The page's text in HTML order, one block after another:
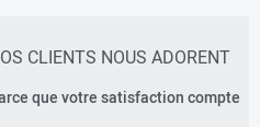
CLIENTS NOUS ADORENT
que votre satisfaction compte